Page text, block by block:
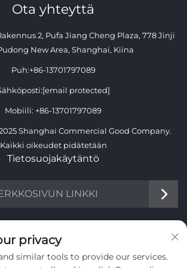
Ota yhteyttä
2, Pufa Jiang Cheng Plaza, 778 Jinji
New Area, Shanghai, Kiina
Puh:+86-13701797089
[email protected]
Mobiili: +86-13701797089
Shanghai Commercial Good Company.
Kaikki oikeudet pidätetään
Tietosuojakäytäntö
LINKKI
TIETOA
viikoittainen uutiskirjeemme
privacy
similar tools to provide our services.